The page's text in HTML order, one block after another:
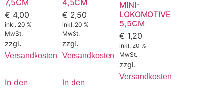
7,5CM
€ 4,00
inkl. 20 %
MwSt.
zzgl.
Versandkosten
In den
4,5CM
€ 2,50
inkl. 20 %
MwSt.
zzgl.
Versandkosten
In den
MINI-
LOKOMOTIVE
5,5CM
€ 1,20
inkl. 20 %
MwSt.
zzgl.
Versandkosten